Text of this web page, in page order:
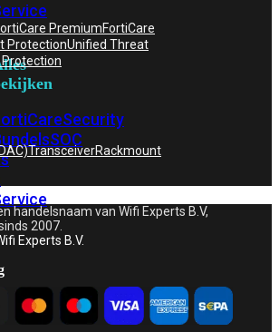
Security
SOC
PremiumFortiCare
ProtectionUnified Threat
Protection
TransceiverRackmount
handelsnaam van Wifi Experts B.V,
2007.
Experts B.V.